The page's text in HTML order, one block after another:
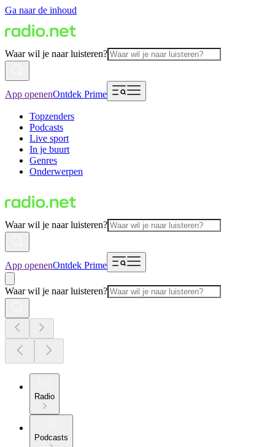
Ga naar de inhoud
Waar wil je naar luisteren?
App openenOntdek Prime
Topzenders
Podcasts
Live sport
In je buurt
Genres
Onderwerpen
Waar wil je naar luisteren?
App openenOntdek Prime
Waar wil je naar luisteren?
Radio
Podcasts